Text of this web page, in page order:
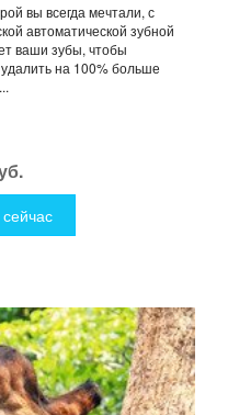
вы всегда мечтали, с
автоматической зубной
ваши зубы, чтобы
удалить на 100% больше